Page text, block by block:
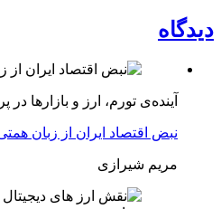
دیدگاه
آینده‌ی تورم، ارز و بازارها
نبض اقتصاد ایران از زبان
مریم شیرازی